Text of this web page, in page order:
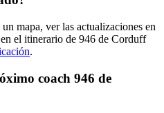
mapa, ver las actualizaciones en
el itinerario de 946 de Corduff
.
coach 946 de